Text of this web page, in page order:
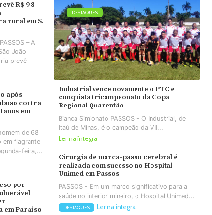
R$ 9,8
rural em S.
– A
João
prevê
após
contra
anos em
de 68
em flagrante
feira,...
por
em Paraíso
DESTAQUES
Industrial vence novamente o PTC e
conquista tricampeonato da Copa
Regional Quarentão
Bianca Simionato PASSOS - O Industrial, de
Itaú de Minas, é o campeão da VII...
Ler na íntegra
Cirurgia de marca-passo cerebral é
realizada com sucesso no Hospital
Unimed em Passos
PASSOS - Em um marco significativo para a
saúde no interior mineiro, o Hospital Unimed...
DESTAQUES Ler na íntegra